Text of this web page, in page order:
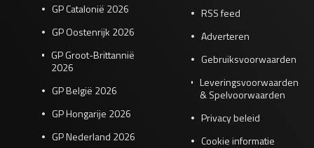
GP Catalonië 2026
GP Oostenrijk 2026
GP Groot-Brittannië
2026
GP België 2026
GP Hongarije 2026
GP Nederland 2026
RSS feed
Adverteren
Gebruiksvoorwaarden
Leveringsvoorwaarden
& Spelvoorwaarden
Privacy beleid
Cookie informatie